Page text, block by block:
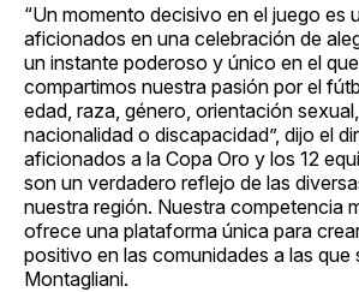
“Un momento decisivo en el juego es
aficionados en una celebración de
un instante poderoso y único en el
compartimos nuestra pasión por el
edad, raza, género, orientación
nacionalidad o discapacidad”, dijo el
aficionados a la Copa Oro y los 12
son un verdadero reflejo de las
nuestra región. Nuestra competencia
ofrece una plataforma única para
positivo en las comunidades a las que
Montagliani.